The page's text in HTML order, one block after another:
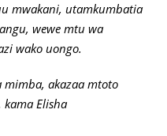
mwakani, utamkumbatia
wewe mtu wa
wako uongo.
mimba, akazaa mtoto
Elisha